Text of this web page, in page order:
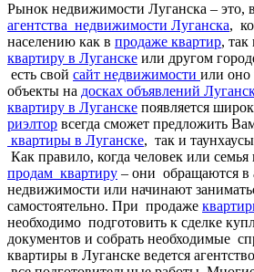
Рынок недвижимости Луганска – это,
агентства недвижимости Луганска,
населению как в продаже квартир,
квартиру в Луганске или другом
есть свой сайт недвижимости или оно
объекты на досках объявлений
квартиру в Луганске появляется
риэлтор всегда сможет предложить
квартиры в Луганске, так и
Как правило, когда человек или
продам квартиру – они обращаются в
недвижимости или начинают
самостоятельно. При продаже
необходимо подготовить к сделке
документов и собрать необходимые
квартиры в Луганске ведется